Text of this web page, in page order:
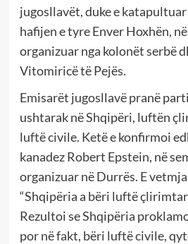
jugosllavët, duke e
hafijen e tyre Enver Hoxhën,
organizuar nga kolonët serbë
Vitomiricë të Pejës.
Emisarët jugosllavë pranë
ushtarak në Shqipëri, luftën
luftë civile. Ketë e konfirmoi
kanadez Robert Epstein, në
organizuar në Durrës. E
“Shqipëria a bëri luftë
Rezultoi se Shqipëria
por në fakt, bëri luftë civile,